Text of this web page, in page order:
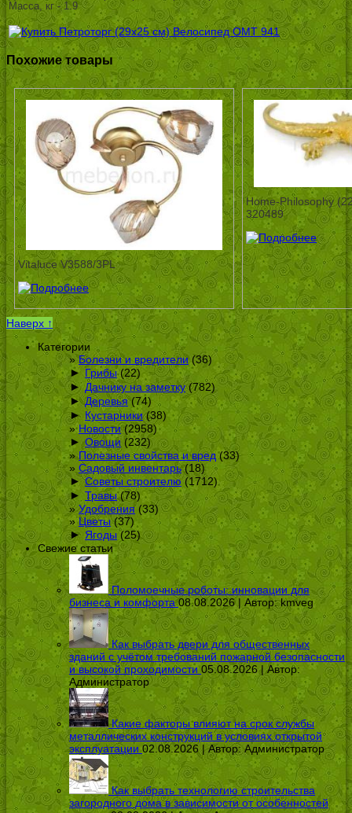
Масса, кг - 1.9
Похожие товары
Vitaluce V3588/3PL
Home-Philosophy
320489
Наверх ↑
Категории
Болезни и вредители (36)
► Грибы(22)
► Дачнику на заметку(782)
► Деревья(74)
► Кустарники(38)
Новости(2958)
► Овощи (232)
Полезные свойства и вред(33)
Садовый инвентарь(18)
► Советы строителю(1712)
► Травы(78)
Удобрения(33)
Цветы(37)
► Ягоды(25)
Свежие статьи
Поломоечные роботы: инновации для
бизнеса и комфорта 08.08.2026 | Автор:kmveg
Как выбрать двери для общественных
зданий с учётом требований пожарной безопасности
и высокой проходимости 05.08.2026 | Автор:
Администратор
Какие факторы влияют на срок службы
металлических конструкций в условиях открытой
эксплуатации 02.08.2026 | Автор:Администратор
Как выбрать технологию строительства
загородного дома в зависимости от особенностей